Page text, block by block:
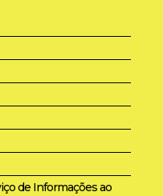
de Informações ao